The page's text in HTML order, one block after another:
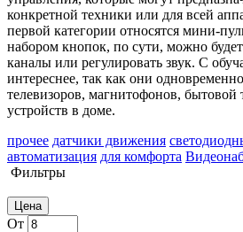
конкретной техники или для всей
первой категории относятся мини-
набором кнопок, по сути, можно
каналы или регулировать звук. С
интереснее, так как они
телевизоров, магнитофонов,
устройств в доме.
прочее датчики движения
автоматизация для комфорта
Фильтры
Цена
От